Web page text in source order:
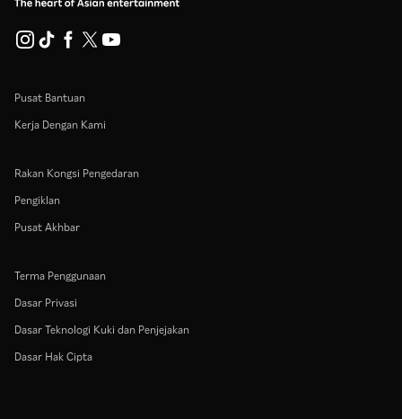
Pusat Bantuan
Kerja Dengan Kami
Rakan Kongsi Pengedaran
Pengiklan
Pusat Akhbar
Terma Penggunaan
Dasar Privasi
Dasar Teknologi Kuki dan Penjejakan
Dasar Hak Cipta